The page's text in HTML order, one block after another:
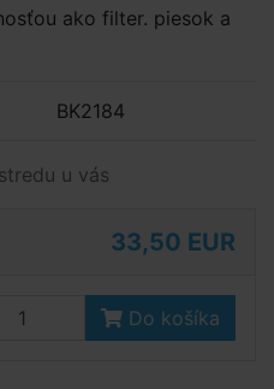
ako filter. piesok a
BK2184
u vás
33,50 EUR
Do košíka